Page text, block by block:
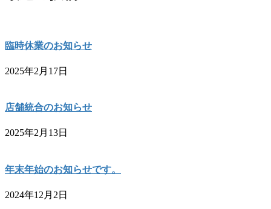
臨時休業のお知らせ
2025年2月17日
店舗統合のお知らせ
2025年2月13日
年末年始のお知らせです。
2024年12月2日